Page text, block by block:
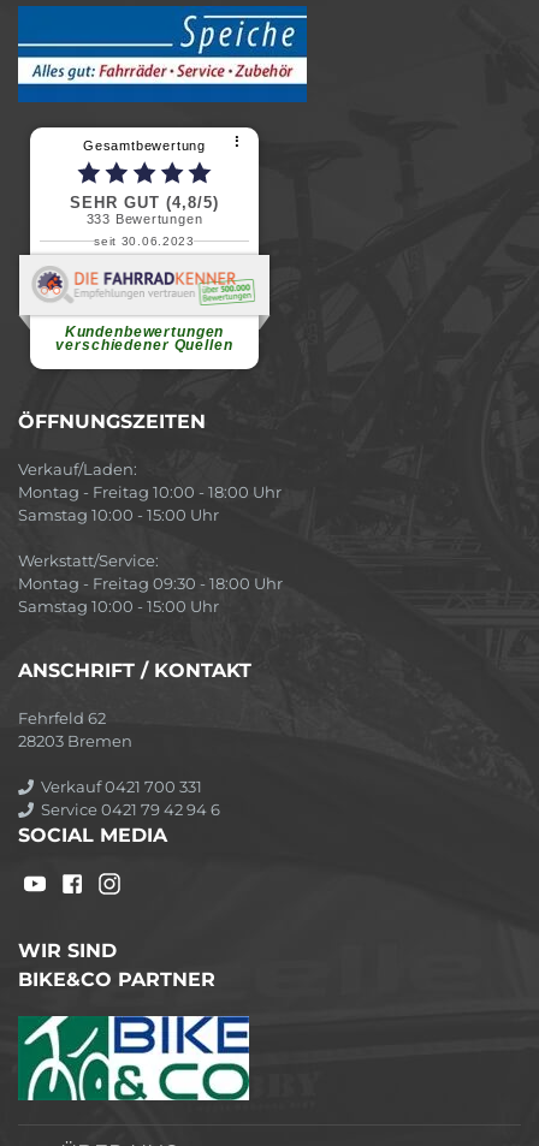
Gesamtbewertung ⠇
SEHR GUT (4,8/5)
333 Bewertungen
seit 30.06.2023
Kundenbewertungen
verschiedener Quellen
Renate H.
Vielen Dank für ein herzliches
ÖFFNUNGSZEITEN
Verkauf/Laden:
Montag - Freitag 10:00 - 18:00 Uhr
Samstag 10:00 - 15:00 Uhr
Werkstatt/Service:
Montag - Freitag 09:30 - 18:00 Uhr
Samstag 10:00 - 15:00 Uhr
ANSCHRIFT / KONTAKT
Fehrfeld 62
28203 Bremen
Verkauf 0421 700 331
Service 0421 79 42 94 6
SOCIAL MEDIA
WIR SIND
BIKE&CO PARTNER